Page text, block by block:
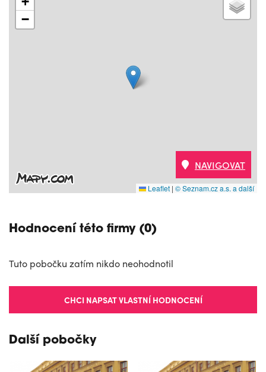
−
Leaflet | © Seznam.cz a.s. a další
NAVIGOVAT
Hodnocení této firmy (0)
Tuto pobočku zatím nikdo neohodnotil
CHCI NAPSAT VLASTNÍ HODNOCENÍ
Další pobočky